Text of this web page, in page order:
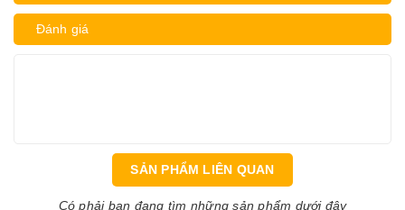
Đánh giá
SẢN PHẨM LIÊN QUAN
Có phải bạn đang tìm những sản phẩm dưới đây